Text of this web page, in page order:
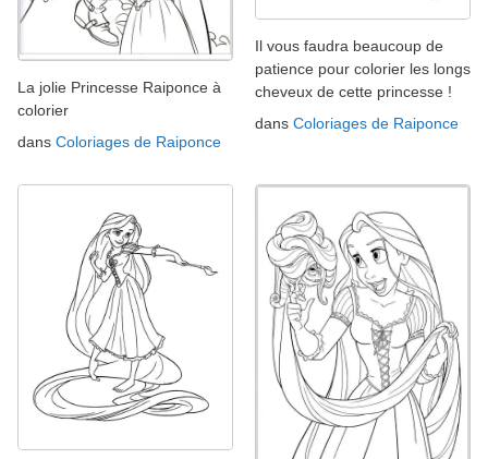
La jolie Princesse Raiponce à
colorier
dans Coloriages de Raiponce
Il vous faudra beaucoup de
patience pour colorier les longs
cheveux de cette princesse !
dans Coloriages de Raiponce